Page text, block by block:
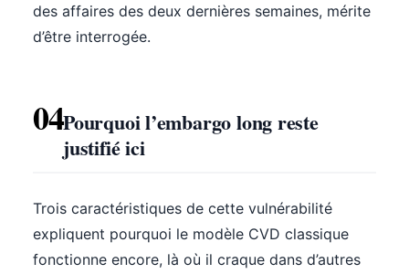
des affaires des deux dernières semaines, mérite
d’être interrogée.
04Pourquoi l’embargo long reste
justifié ici
Trois caractéristiques de cette vulnérabilité
expliquent pourquoi le modèle CVD classique
fonctionne encore, là où il craque dans d’autres